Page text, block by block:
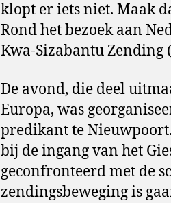
klopt er iets niet. Maak
Rond het bezoek aan
Kwa-Sizabantu Zending
De avond, die deel
Europa, was
predikant te
bij de ingang van het
geconfronteerd met de
zendingsbeweging is